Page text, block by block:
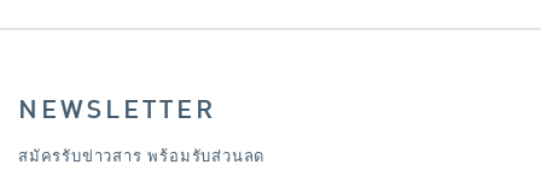
NEWSLETTER
สมัครรับข่าวสาร พร้อมรับส่วนลด